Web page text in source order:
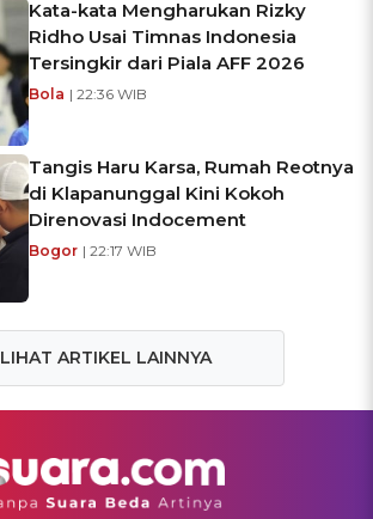
Kata-kata Mengharukan Rizky
Ridho Usai Timnas Indonesia
Tersingkir dari Piala AFF 2026
Bola | 22:36 WIB
Tangis Haru Karsa, Rumah Reotnya
di Klapanunggal Kini Kokoh
Direnovasi Indocement
Bogor | 22:17 WIB
LIHAT ARTIKEL LAINNYA